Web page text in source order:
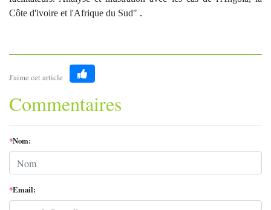
Côte d'ivoire et l'Afrique du Sud" .
J'aime cet article
Like
Commentaires
*Nom:
*Email: